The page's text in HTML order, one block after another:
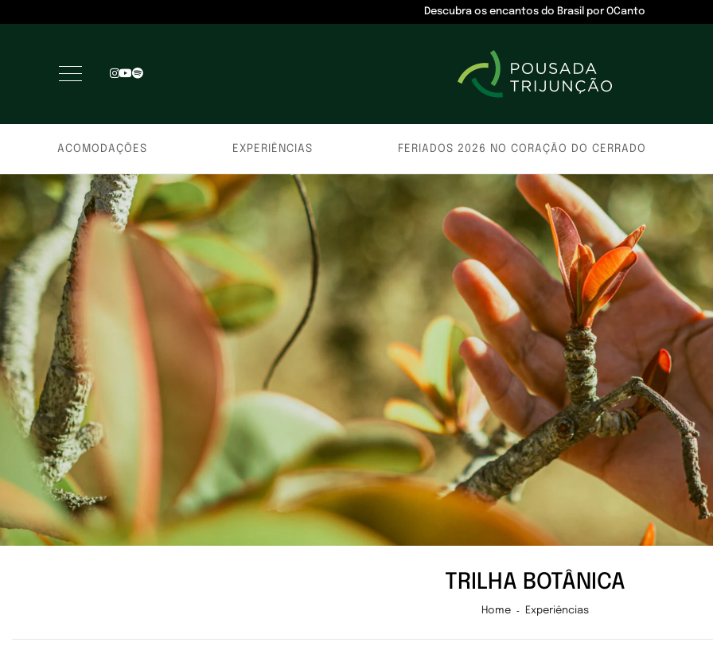
Descubra os encantos do Brasil por OCanto
ACOMODAÇÕES EXPERIÊNCIAS FERIADOS 2026 NO CORAÇÃO DO CERRADO
TRILHA BOTÂNICA
Home Experiências